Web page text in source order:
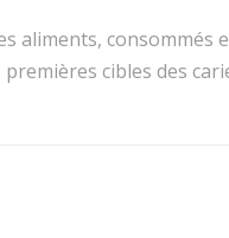
aliments, consommés
cibles des